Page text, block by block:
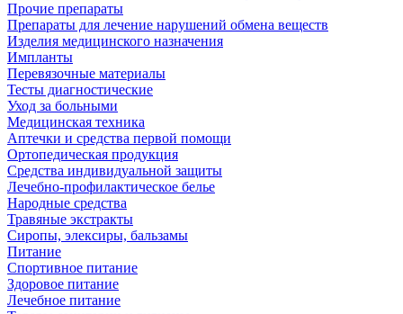
Прочие препараты
Препараты для лечение нарушений обмена веществ
Изделия медицинского назначения
Импланты
Перевязочные материалы
Тесты диагностические
Уход за больными
Медицинская техника
Аптечки и средства первой помощи
Ортопедическая продукция
Средства индивидуальной защиты
Лечебно-профилактическое белье
Народные средства
Травяные экстракты
Сиропы, элексиры, бальзамы
Питание
Спортивное питание
Здоровое питание
Лечебное питание